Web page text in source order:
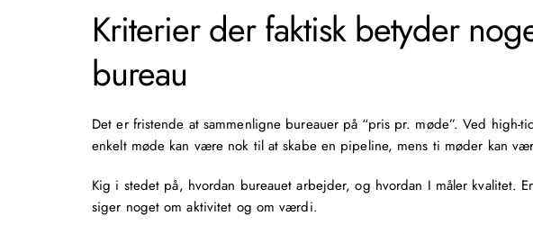
Kriterier der faktisk betyder
bureau
Det er fristende at sammenligne bureauer på “pris pr. møde”. Ved high-
enkelt møde kan være nok til at skabe en pipeline, mens ti møder kan
Kig i stedet på, hvordan bureauet arbejder, og hvordan I måler kvalitet.
siger noget om aktivitet og om værdi.